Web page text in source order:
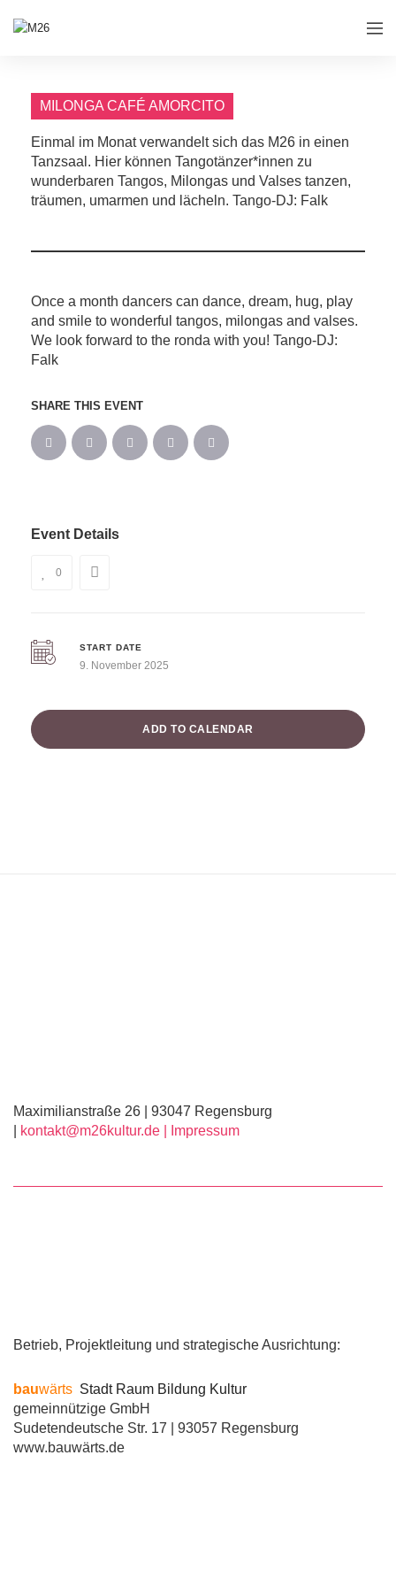
MILONGA CAFÉ AMORCITO
Einmal im Monat verwandelt sich das M26 in einen
Tanzsaal. Hier können Tangotänzer*innen zu
wunderbaren Tangos, Milongas und Valses tanzen,
träumen, umarmen und lächeln. Tango-DJ: Falk
Once a month dancers can dance, dream, hug, play
and smile to wonderful tangos, milongas and valses.
We look forward to the ronda with you! Tango-DJ:
Falk
SHARE THIS EVENT
Event Details
0
START DATE
9. November 2025
ADD TO CALENDAR
Maximilianstraße 26 | 93047 Regensburg
kontakt@m26kultur.de | Impressum
Betrieb, Projektleitung und strategische Ausrichtung:
bauwärts Stadt Raum Bildung Kultur
gemeinnützige GmbH
Sudetendeutsche Str. 17 | 93057 Regensburg
www.bauwärts.de